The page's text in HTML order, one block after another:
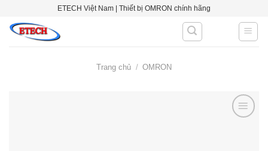
content
ETECH Việt Nam | Thiết bị OMRON chính hãng
Trang chủ / OMRON